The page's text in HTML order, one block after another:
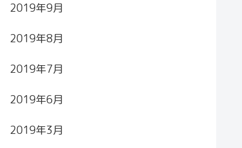
2019年9月
2019年8月
2019年7月
2019年6月
2019年3月